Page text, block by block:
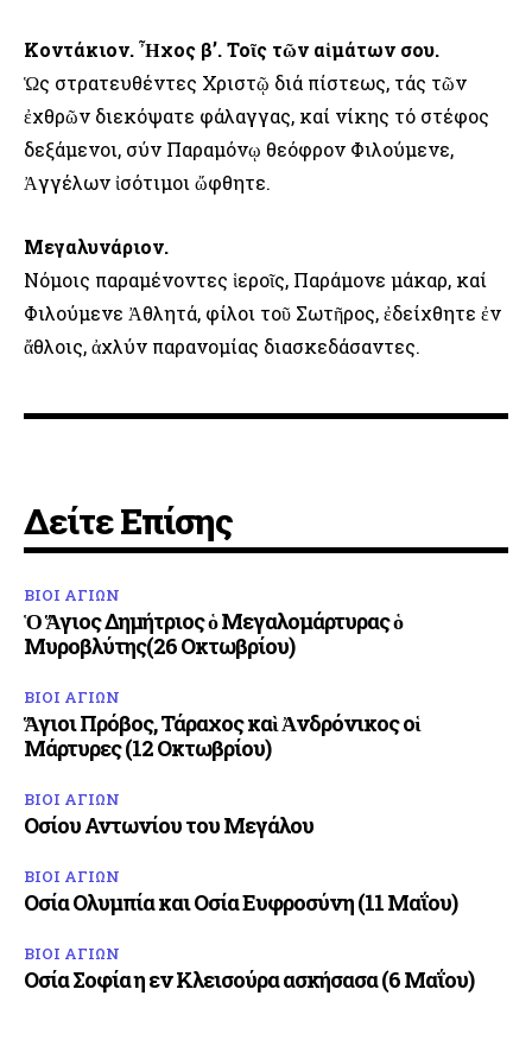
Κοντάκιον. Ἦχος β’. Τοῖς τῶν αἱμάτων σου.
Ὡς στρατευθέντες Χριστῷ διά πίστεως, τάς τῶν
ἐχθρῶν διεκόψατε φάλαγγας, καί νίκης τό στέφος
δεξάμενοι, σύν Παραμόνῳ θεόφρον Φιλούμενε,
Ἀγγέλων ἰσότιμοι ὤφθητε.
Μεγαλυνάριον.
Νόμοις παραμένοντες ἱεροῖς, Παράμονε μάκαρ, καί
Φιλούμενε Ἀθλητά, φίλοι τοῦ Σωτῆρος, ἐδείχθητε ἐν
ἄθλοις, ἀχλύν παρανομίας διασκεδάσαντες.
Δείτε Επίσης
ΒΙΟΙ ΑΓΙΩΝ
Ὁ Ἅγιος Δημήτριος ὁ Μεγαλομάρτυρας ὁ
Μυροβλύτης(26 Οκτωβρίου)
ΒΙΟΙ ΑΓΙΩΝ
Ἅγιοι Πρόβος, Τάραχος καὶ Ἀνδρόνικος οἱ
Μάρτυρες (12 Οκτωβρίου)
ΒΙΟΙ ΑΓΙΩΝ
Οσίου Αντωνίου του Μεγάλου
ΒΙΟΙ ΑΓΙΩΝ
Οσία Ολυμπία και Οσία Ευφροσύνη (11 Μαΐου)
ΒΙΟΙ ΑΓΙΩΝ
Οσία Σοφία η εν Κλεισούρα ασκήσασα (6 Μαΐου)